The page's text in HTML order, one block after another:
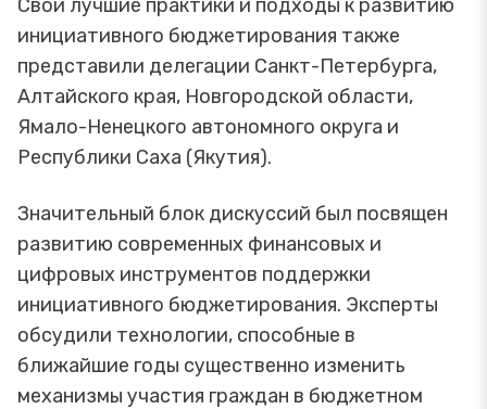
Свои лучшие практики и подходы к развитию
инициативного бюджетирования также
представили делегации Санкт-Петербурга,
Алтайского края, Новгородской области,
Ямало-Ненецкого автономного округа и
Республики Саха (Якутия).
Значительный блок дискуссий был посвящен
развитию современных финансовых и
цифровых инструментов поддержки
инициативного бюджетирования. Эксперты
обсудили технологии, способные в
ближайшие годы существенно изменить
механизмы участия граждан в бюджетном